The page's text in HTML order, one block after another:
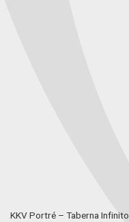
KKV Portré – Taberna Infinito